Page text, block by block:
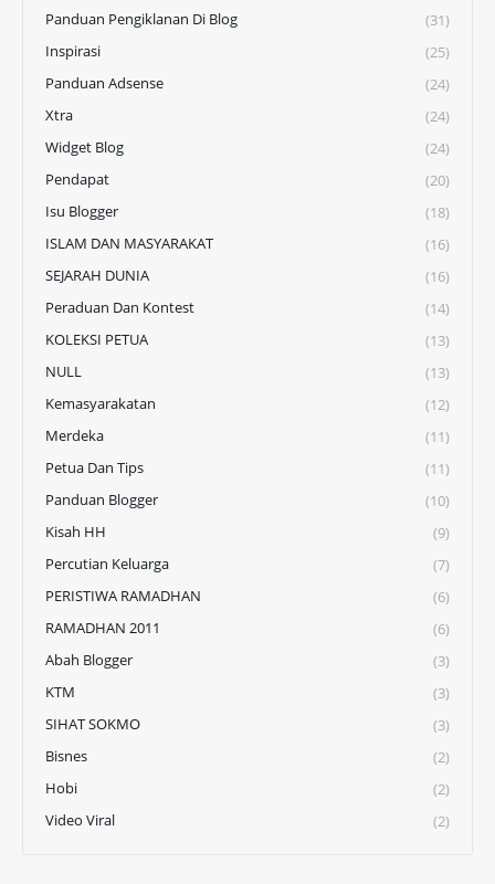
Panduan Pengiklanan Di Blog
(31)
Inspirasi
(25)
Panduan Adsense
(24)
Xtra
(24)
Widget Blog
(24)
Pendapat
(20)
Isu Blogger
(18)
ISLAM DAN MASYARAKAT
(16)
SEJARAH DUNIA
(16)
Peraduan Dan Kontest
(14)
KOLEKSI PETUA
(13)
NULL
(13)
Kemasyarakatan
(12)
Merdeka
(11)
Petua Dan Tips
(11)
Panduan Blogger
(10)
Kisah HH
(9)
Percutian Keluarga
(7)
PERISTIWA RAMADHAN
(6)
RAMADHAN 2011
(6)
Abah Blogger
(3)
KTM
(3)
SIHAT SOKMO
(3)
Bisnes
(2)
Hobi
(2)
Video Viral
(2)